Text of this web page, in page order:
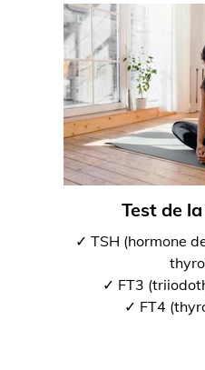
Test de
✓ TSH (hormone
✓ FT3
✓ FT4